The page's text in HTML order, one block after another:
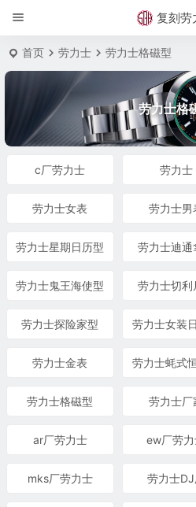
复刻劳
首页 劳力士 劳力士格磁型
劳力士格
c厂劳力士 劳力士
劳力士女表 劳力士男
劳力士星期日历型 劳力士迪通
劳力士鬼王海使型 劳力士切利
劳力士探险家型 劳力士女装
劳力士金表 劳力士蚝式
劳力士格磁型 劳力士厂
ar厂劳力士 ew厂劳
mks厂劳力士 劳力士